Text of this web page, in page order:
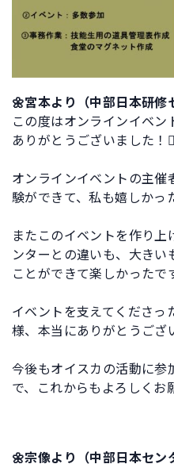
🌼宮本より（中部日本研修
この度はオンラインイベン
ありがとうございました！
オンラインイベントの主催
験ができて、私も嬉しかっ
またこのイベントを作り上
ンターとの違いも、大きい
ことができて楽しかったで
イベントを支えてくださっ
様、本当にありがとうござ
今後もオイスカの活動に参
で、これからもよろしくお
🌼宗像より（中部日本セン